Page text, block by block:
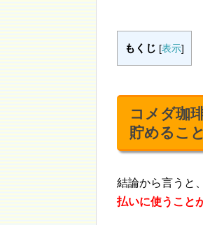
もくじ [表示]
コメダ珈
貯めるこ
結論から言うと、
払いに使うこと